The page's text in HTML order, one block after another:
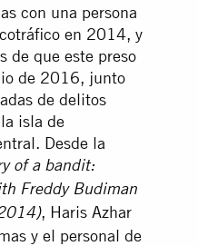
con una persona
en 2014, y
de que este preso
de 2016, junto
de delitos
isla de
Desde la
of a bandit:
Freddy Budiman
, Haris Azhar
y el personal de